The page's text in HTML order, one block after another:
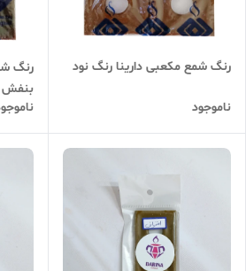
رنگ شمع مکعبی دارینا رنگ نود
ناموجود
رنگ
بنفش